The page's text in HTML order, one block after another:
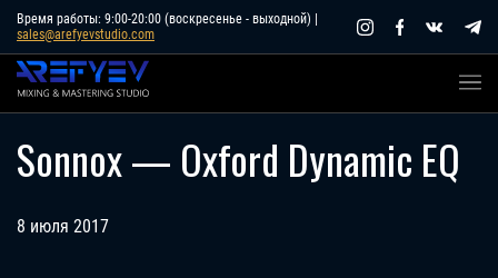
Skip
content
Время работы: 9:00-20:00 (воскресенье - выходной) |
sales@arefyevstudio.com
Sonnox — Oxford Dynamic EQ
8 июля 2017